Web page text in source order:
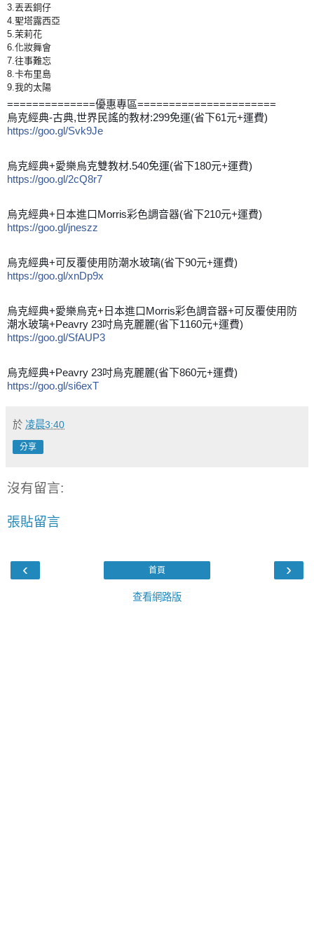
3.丟丟銅仔
4.聖塔露西亞
5.茉莉花
6.化妝舞會
7.往事難忘
8.卡布里島
9.我的太陽
==============優惠專區======================
烏克經典-古典,世界民謠的教材:299免運(省下61元+運費)
https://goo.gl/Svk9Je
烏克經典+愛樂烏克雙教材.540免運(省下180元+運費)
https://goo.gl/2cQ8r7
烏克經典+日本進口Morris彩色調音器(省下210元+運費)
https://goo.gl/jneszz
烏克經典+可反覆使用防潮水玻璃(省下90元+運費)
https://goo.gl/xnDp9x
烏克經典+愛樂烏克+日本進口Morris彩色調音器+可反覆使用防
潮水玻璃+Peavry 23吋烏克麗麗(省下1160元+運費)
https://goo.gl/SfAUP3
烏克經典+Peavry 23吋烏克麗麗(省下860元+運費)
https://goo.gl/si6exT
於 凌晨3:40
分享
沒有留言:
張貼留言
‹ ›
首頁
查看網路版